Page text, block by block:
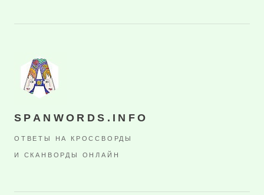
SPANWORDS.INFO
ОТВЕТЫ НА КРОССВОРДЫ
И СКАНВОРДЫ ОНЛАЙН